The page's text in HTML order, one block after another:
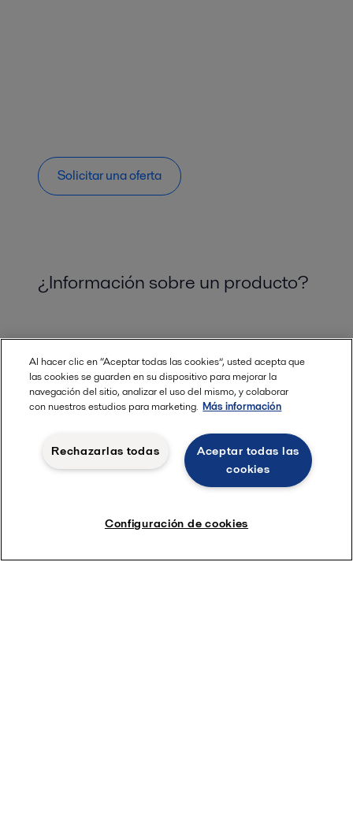
Solicitar una oferta
¿Información sobre un producto?
Al hacer clic en “Aceptar todas las cookies”, usted acepta que
las cookies se guarden en su dispositivo para mejorar la
navegación del sitio, analizar el uso del mismo, y colaborar
con nuestros estudios para marketing. Más información
Aceptar todas las
cookies
Rechazarlas todas
Configuración de cookies